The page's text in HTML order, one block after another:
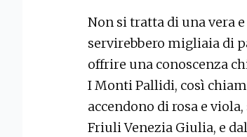
Non si tratta di una vera
servirebbero migliaia di
offrire una conoscenza
I Monti Pallidi, così
accendono di rosa e
Friuli Venezia Giulia, e